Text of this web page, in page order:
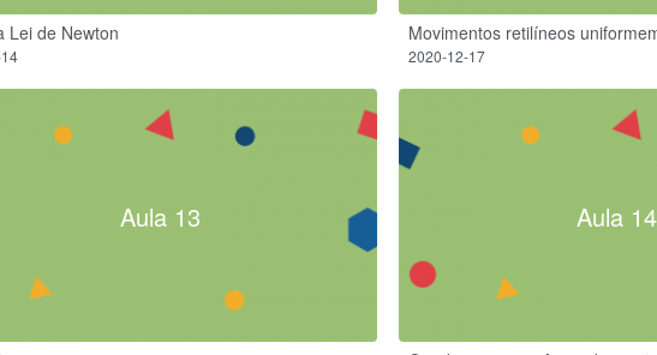
Lei de Newton Movimentos retilíneos
2020-12-17
Aula 13 Aula 14